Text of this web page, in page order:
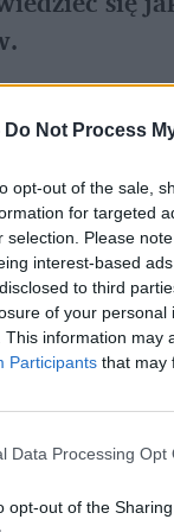
Do Not Process
opt-out of the sale,
for targeted
selection. Please
interest-based
to third
of your personal
This information may
Participants that may
Data Processing Opt
opt-out of the
Odbudowy
unijnych